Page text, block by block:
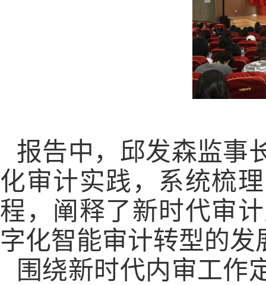
报告中，邱发森监事
化审计实践，系统梳
程，阐释了新时代审
字化智能审计转型的发
围绕新时代内审工作